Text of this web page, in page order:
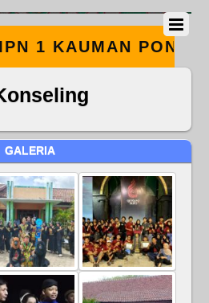
PONOROGO –
– BERBUDAYA –
RELIGIUS
GALERIA